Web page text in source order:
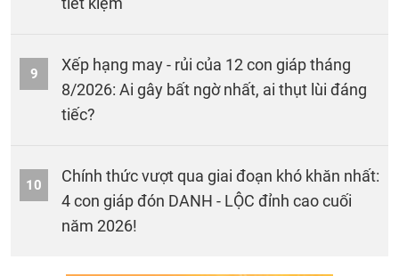
9
Xếp hạng may - rủi của 12 con giáp tháng
8/2026: Ai gây bất ngờ nhất, ai thụt lùi đáng
tiếc?
10
Chính thức vượt qua giai đoạn khó khăn nhất:
4 con giáp đón DANH - LỘC đỉnh cao cuối
năm 2026!